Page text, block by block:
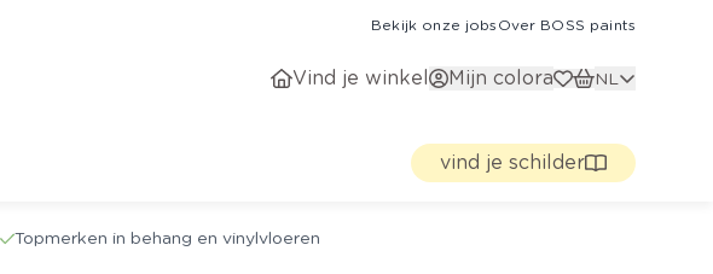
Bekijk onze jobs Over BOSS paints
Vind je winkel Mijn colora NL
vind je schilder
Topmerken in behang en vinylvloeren